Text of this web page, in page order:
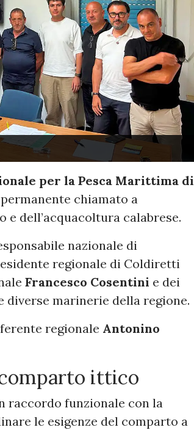
per la Pesca Marittima di
chiamato a
dell’acquacoltura calabrese.
nazionale di
regionale di Coldiretti
Francesco Cosentini e dei
marinerie della regione.
regionale Antonino
ittico
raccordo funzionale con la
le esigenze del comparto a